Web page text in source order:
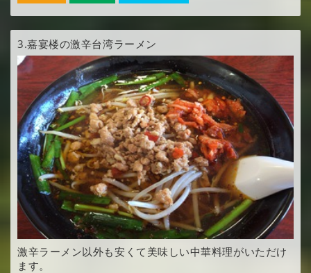
3.嘉宴楼の激辛台湾ラーメン
激辛ラーメン以外も安くて美味しい中華料理がいただけ
ます。